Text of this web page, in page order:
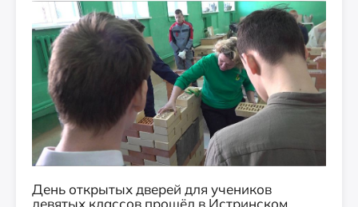
День открытых дверей для учеников
девятых классов прошёл в Истринском